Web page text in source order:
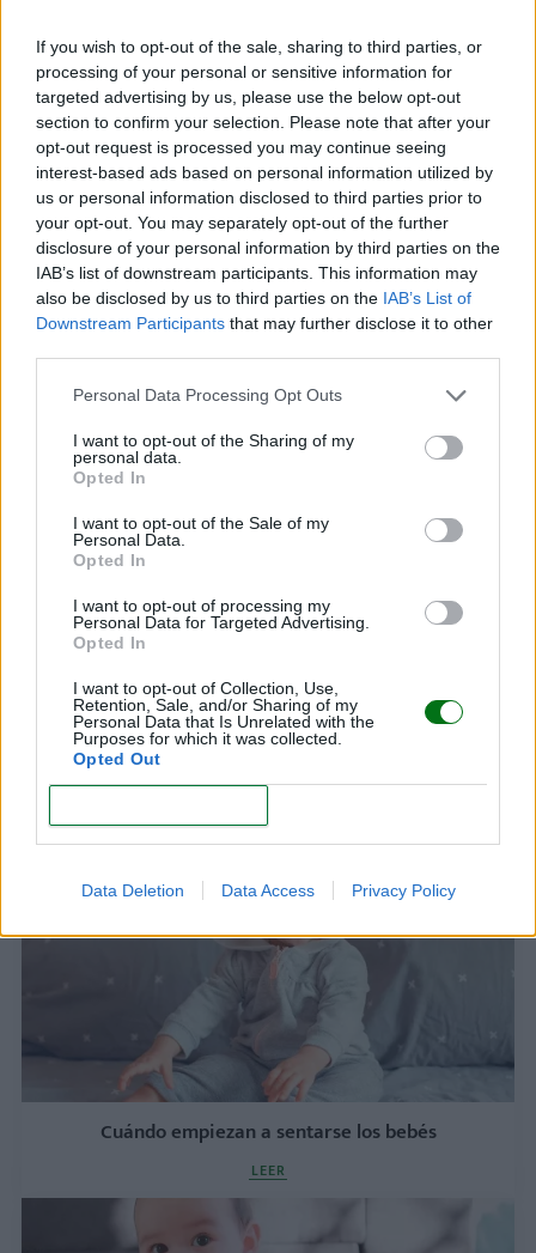
If you wish to opt-out of the sale, sharing to third parties, or
processing of your personal or sensitive information for
targeted advertising by us, please use the below opt-out
section to confirm your selection. Please note that after your
opt-out request is processed you may continue seeing
interest-based ads based on personal information utilized by
us or personal information disclosed to third parties prior to
your opt-out. You may separately opt-out of the further
disclosure of your personal information by third parties on the
IAB’s list of downstream participants. This information may
also be disclosed by us to third parties on the IAB’s List of
Downstream Participants that may further disclose it to other
Personal Data Processing Opt Outs
I want to opt-out of the Sharing of my
personal data.
Opted In
I want to opt-out of the Sale of my
Personal Data.
Opted In
I want to opt-out of processing my
Personal Data for Targeted Advertising.
Opted In
I want to opt-out of Collection, Use,
Retention, Sale, and/or Sharing of my
Personal Data that Is Unrelated with the
Purposes for which it was collected.
Opted Out
Data Deletion Data Access Privacy Policy
LEER
Por qué es importante gatear antes de caminar
LEER
¿Cuándo les salen los dientes a los bebés? Edad,
síntomas y qué hacer si se retrasan
Cuándo empiezan a sentarse los bebés
LEER